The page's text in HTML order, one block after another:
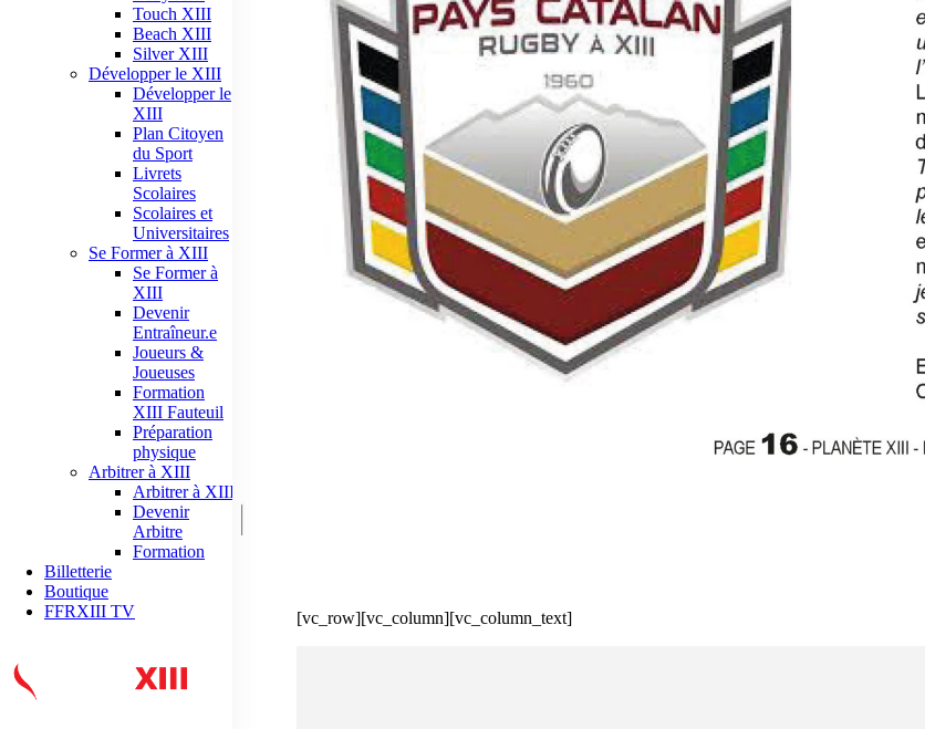
Touch XIII
Beach XIII
Silver XIII
Développer le XIII
Développer le
XIII
Plan Citoyen
du Sport
Livrets
Scolaires
Scolaires et
Universitaires
Se Former à XIII
Se Former à
XIII
Devenir
Entraîneur.e
Joueurs &
Joueuses
Formation
XIII Fauteuil
Préparation
physique
Arbitrer à XIII
Arbitrer à XIII
Devenir
Arbitre
Formation
Billetterie
Boutique
FFRXIII TV
[vc_row][vc_column][vc_column_text]